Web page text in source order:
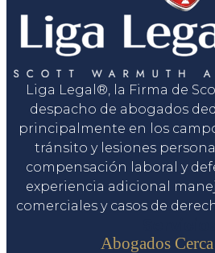
Liga Legal®, la Firma de
despacho de abogados
principalmente en los
tránsito y lesiones
compensación laboral y
experiencia adicional
comerciales y casos de
Abogados